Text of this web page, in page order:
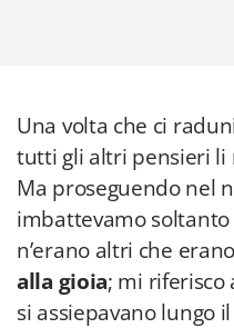
Una volta che ci
tutti gli altri pensieri li
Ma proseguendo nel
imbattevamo
n’erano altri che
alla gioia; mi riferisco
si assiepavano lungo